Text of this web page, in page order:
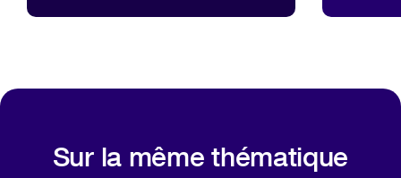
Sur la même thématique